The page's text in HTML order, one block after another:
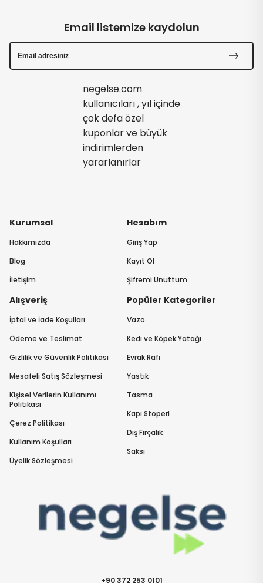
+90 372 253 0101
Kurumsal
Hakkımızda
Blog
İletişim
Hesabım
Giriş Yap
Kayıt Ol
Şifremi Unuttum
Alışveriş
İptal ve İade Koşulları
Ödeme ve Teslimat
Gizlilik ve Güvenlik Politikası
Mesafeli Satış Sözleşmesi
Kişisel Verilerin Kullanımı
Politikası
Çerez Politikası
Kullanım Koşulları
Üyelik Sözleşmesi
Popüler Kategoriler
Vazo
Kedi ve Köpek Yatağı
Evrak Rafı
Yastık
Tasma
Kapı Stoperi
Diş Fırçalık
Saksı
Email listemize kaydolun
negelse.com
kullanıcıları , yıl içinde
çok defa özel
kuponlar ve büyük
indirimlerden
yararlanırlar